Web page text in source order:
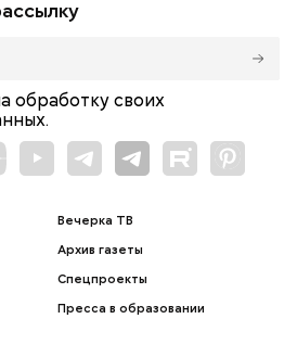
обработку своих
Вечерка ТВ
Архив газеты
Спецпроекты
Пресса в образовании